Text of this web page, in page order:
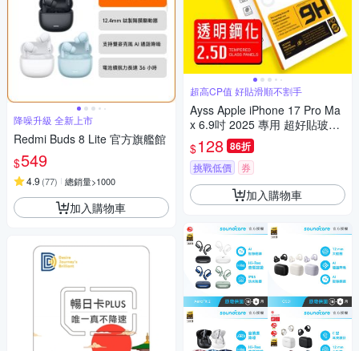
降噪升級 全新上市
Redmi Buds 8 Lite 官方旗艦館
$549
4.9 (77) 總銷量>1000
加入購物車
超高CP值 好貼滑順不割手
Ayss Apple iPhone 17 Pro Ma
x 6.9吋 2025 專用 超好貼玻璃
保護貼
$128 86折
挑戰低價 券
加入購物車